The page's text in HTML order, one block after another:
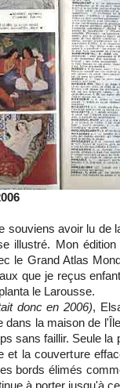
souviens avoir lu de
illustré. Mon
le Grand Atlas
que je reçus
le Larousse.
donc en 2006),
dans la maison de
sans faillir. Seule la
et la couverture
bords élimés
à porter jusqu'à